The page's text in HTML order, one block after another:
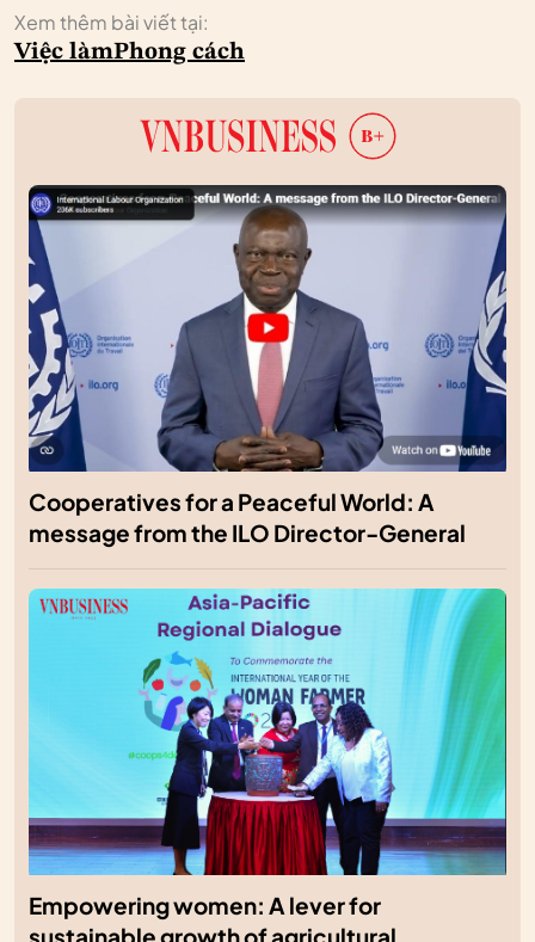
Xem thêm bài viết tại:
Việc làmPhong cách
Cooperatives for a Peaceful World: A
message from the ILO Director-General
Empowering women: A lever for